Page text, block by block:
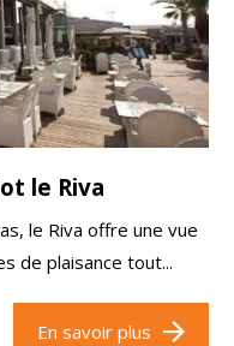
le Riva
le Riva offre une vue
de plaisance tout...
En savoir plus